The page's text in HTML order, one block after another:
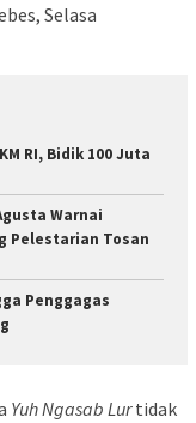
Selasa
RI, Bidik 100 Juta
Warnai
Pelestarian Tosan
Penggagas
Yuh Ngasab Lurtidak